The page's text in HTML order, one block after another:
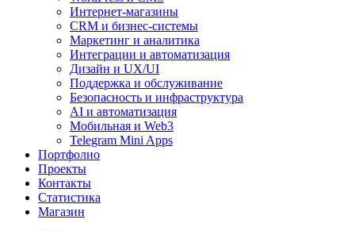
Интернет-магазины
CRM и бизнес-системы
Маркетинг и аналитика
Интеграции и автоматизация
Дизайн и UX/UI
Поддержка и обслуживание
Безопасность и инфраструктура
AI и автоматизация
Мобильная и Web3
Telegram Mini Apps
Портфолио
Проекты
Контакты
Статистика
Магазин